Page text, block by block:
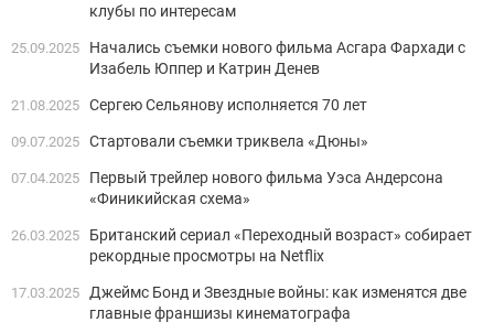
клубы по интересам
25.09.2025
Начались съемки нового фильма Асгара Фархади с
Изабель Юппер и Катрин Денев
21.08.2025 Сергею Сельянову исполняется 70 лет
09.07.2025 Стартовали съемки триквела «Дюны»
07.04.2025
Первый трейлер нового фильма Уэса Андерсона
«Финикийская схема»
26.03.2025
Британский сериал «Переходный возраст» собирает
рекордные просмотры на Netflix
17.03.2025
Джеймс Бонд и Звездные войны: как изменятся две
главные франшизы кинематографа